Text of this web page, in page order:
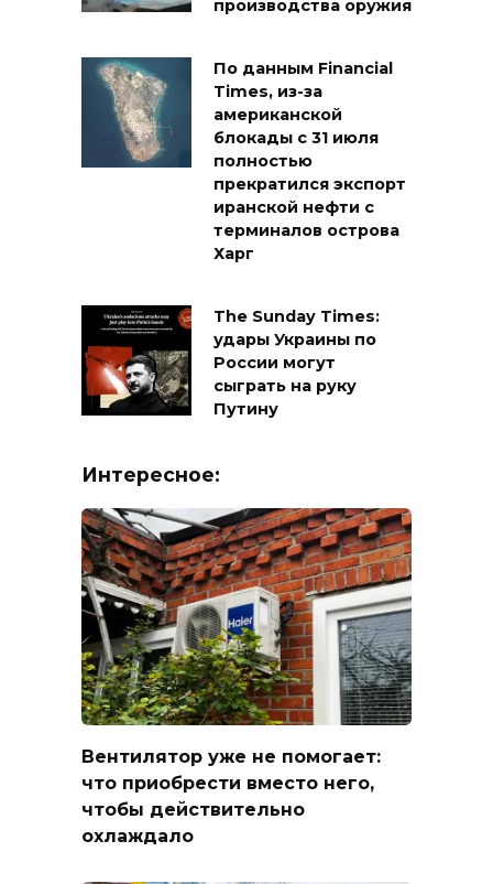
производства оружия
По данным Financial
Times, из-за
американской
блокады с 31 июля
полностью
прекратился экспорт
иранской нефти с
терминалов острова
Харг
The Sunday Times:
удары Украины по
России могут
сыграть на руку
Путину
Интересное:
Вентилятор уже не помогает:
что приобрести вместо него,
чтобы действительно
охлаждало